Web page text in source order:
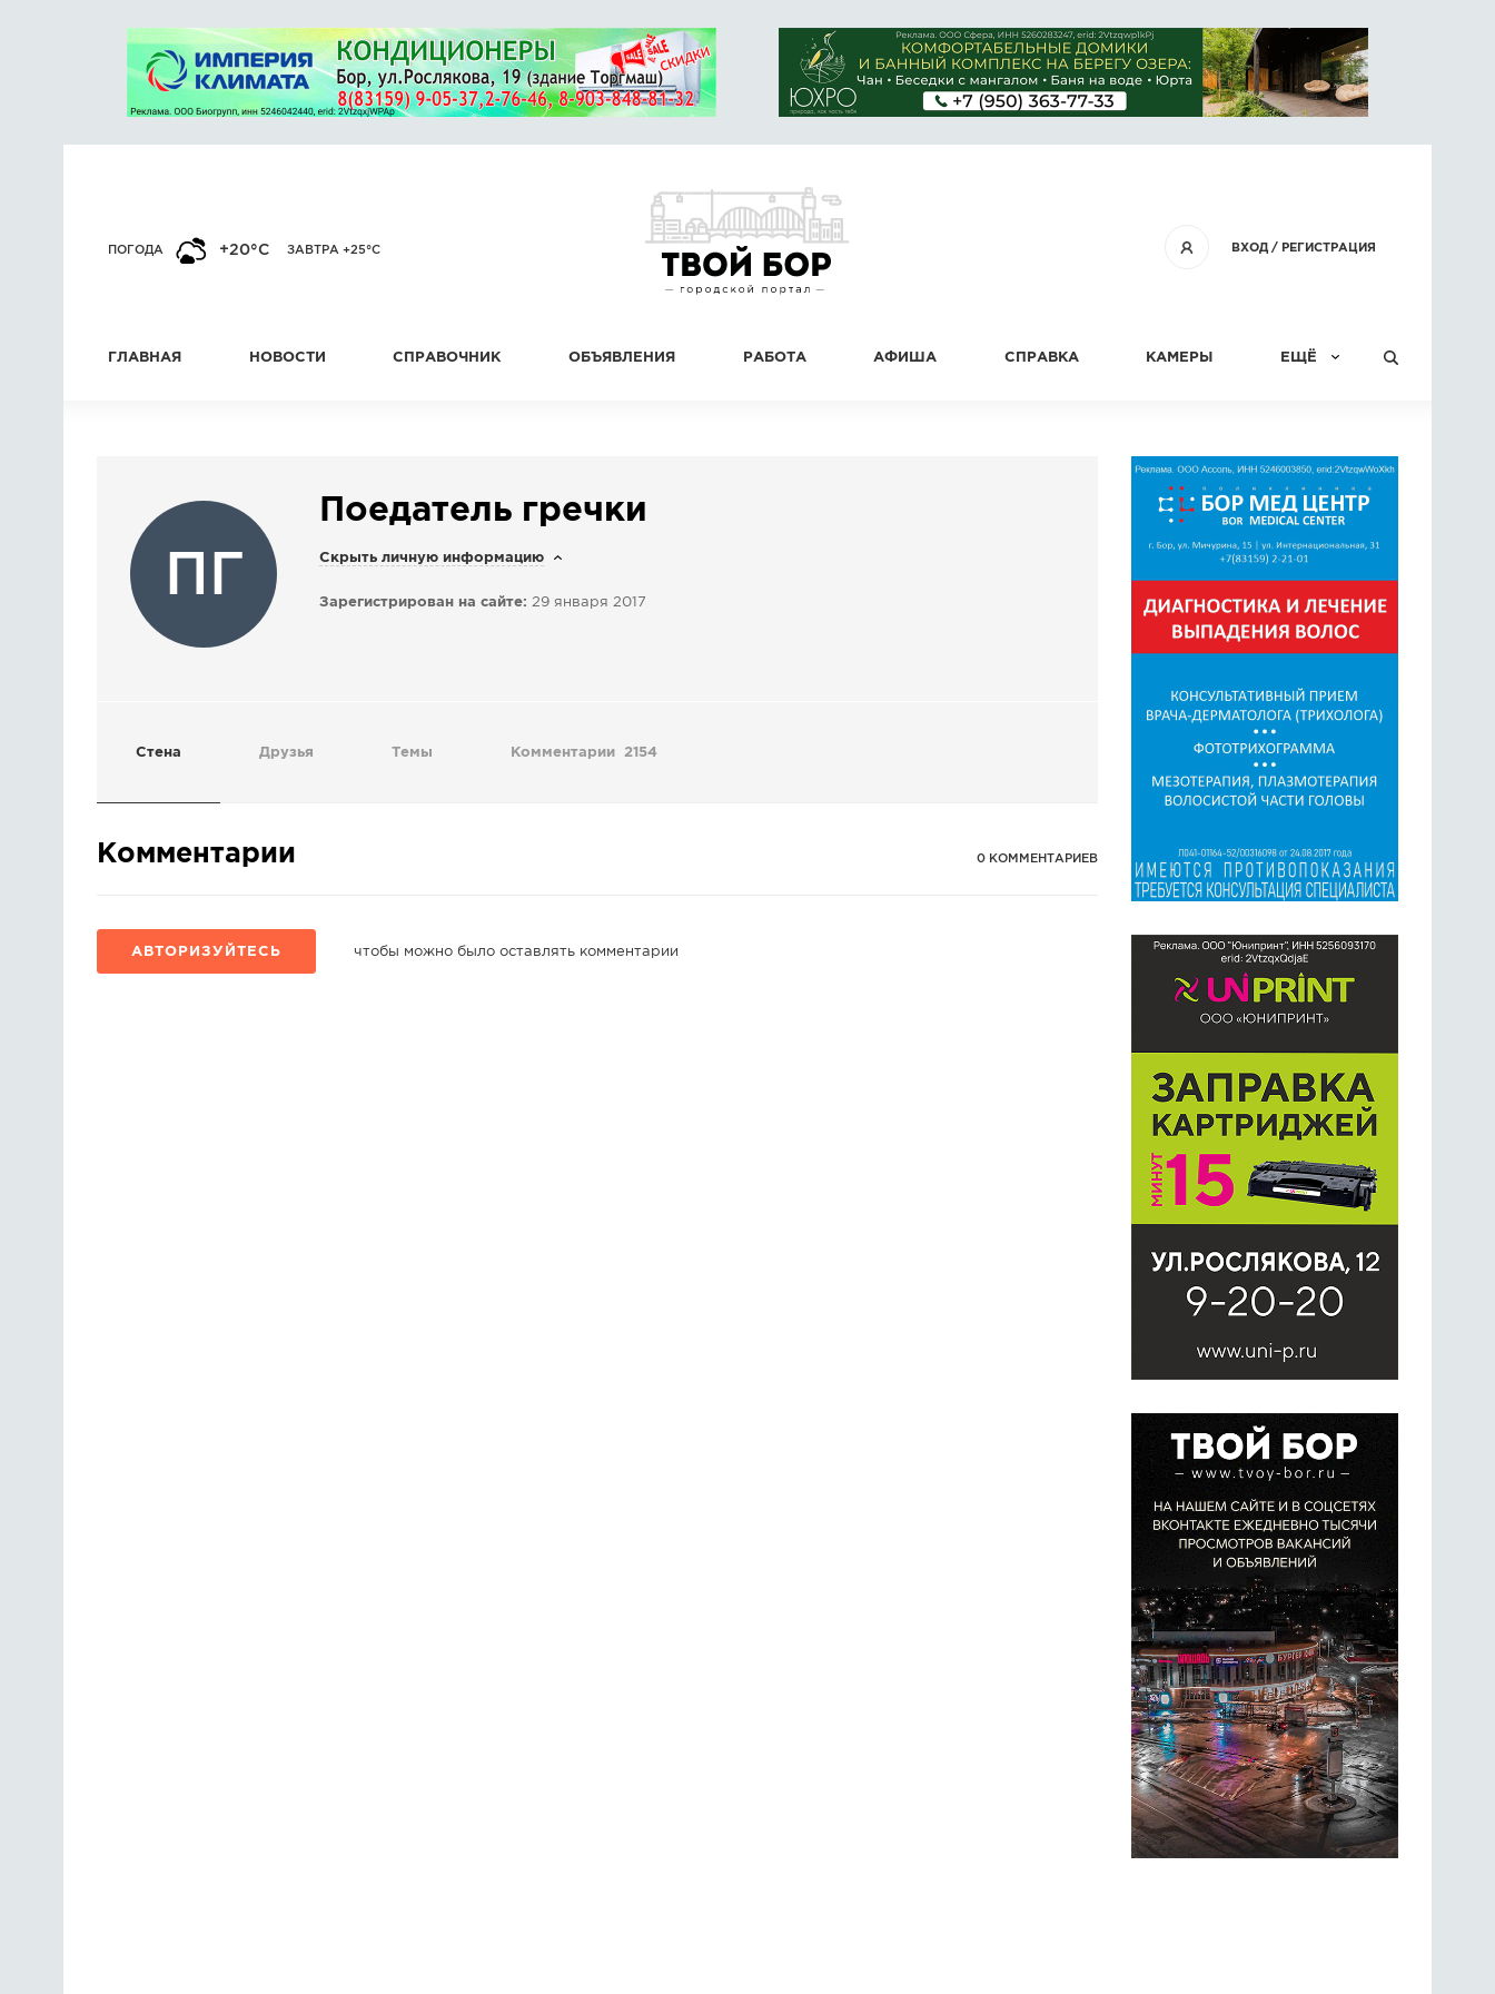
ВХОД/ РЕГИСТРАЦИЯ
ПОГОДА +20°C ЗАВТРА +25°C
ГЛАВНАЯ НОВОСТИ СПРАВОЧНИК ОБЪЯВЛЕНИЯ РАБОТА АФИША СПРАВКА КАМЕРЫ ЕЩЁ
СТАТЬИ
ПРЕДЛОЖИТЬ НОВОСТЬ
ФОТО
ПГ
Поедатель гречки
Скрыть личную информацию
Зарегистрирован на сайте: 29 января 2017
Стена Друзья Темы Комментарии 2154
Комментарии 0 КОММЕНТАРИЕВ
АВТОРИЗУЙТЕСЬ чтобы можно было оставлять комментарии